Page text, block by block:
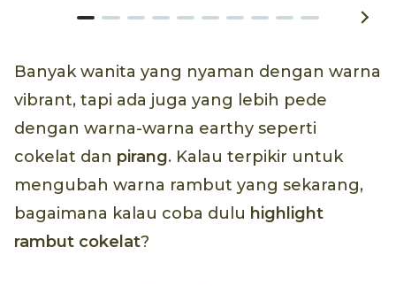
Banyak wanita yang nyaman dengan warna
vibrant, tapi ada juga yang lebih pede
dengan warna-warna earthy seperti
cokelat dan pirang. Kalau terpikir untuk
mengubah warna rambut yang sekarang,
bagaimana kalau coba dulu highlight
rambut cokelat?